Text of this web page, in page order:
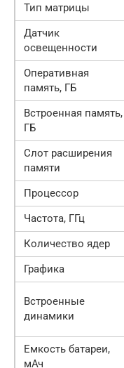
Тип матрицы
Датчик
освещенности
Оперативная
память, ГБ
Встроенная память,
ГБ
Слот расширения
памяти
Процессор
Частота, ГГц
Количество ядер
Графика
Встроенные
динамики
Емкость батареи,
мАч